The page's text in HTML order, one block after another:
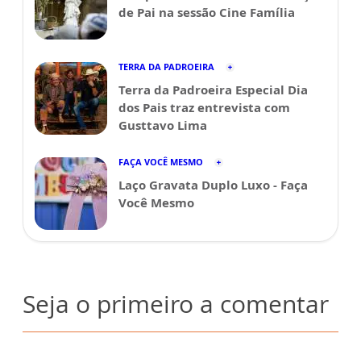
de Pai na sessão Cine Família
TERRA DA PADROEIRA
Terra da Padroeira Especial Dia
dos Pais traz entrevista com
Gusttavo Lima
FAÇA VOCÊ MESMO
Laço Gravata Duplo Luxo - Faça
Você Mesmo
Seja o primeiro a comentar